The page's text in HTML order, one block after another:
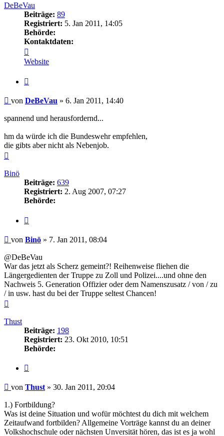
DeBeVau
Beiträge: 89
Registriert: 5. Jan 2011, 14:05
Behörde:
Kontaktdaten:
von
DeBeVau
Website
Beitrag
von DeBeVau » 6. Jan 2011, 14:40
spannend und herausfordernd...
hm da würde ich die Bundeswehr empfehlen,
die gibts aber nicht als Nebenjob.
Binö
Beiträge: 639
Registriert: 2. Aug 2007, 07:27
Behörde:
Beitrag
von Binö » 7. Jan 2011, 08:04
@DeBeVau
War das jetzt als Scherz gemeint?! Reihenweise fliehen die
Längergedienten der Truppe zu Zoll und Polizei....und ohne den
Nachweis 5. Generation Offizier oder dem Namenszusatz / von / zu
/ in usw. hast du bei der Truppe seltest Chancen!
Thust
Beiträge: 198
Registriert: 23. Okt 2010, 10:51
Behörde:
Beitrag
von Thust» 30. Jan 2011, 20:04
1.) Fortbildung?
Was ist deine Situation und wofür möchtest du dich mit welchem
Zeitaufwand fortbilden? Allgemeine Vorträge kannst du an deiner
Volkshochschule oder nächsten Unversität hören, das ist es ja wohl